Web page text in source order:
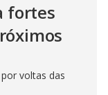
fortes
voltas das